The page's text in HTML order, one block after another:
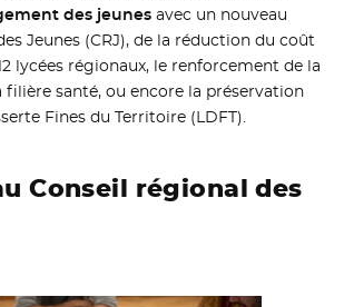
des jeunes avec un nouveau
Jeunes (CRJ), de la réduction du coût
lycées régionaux, le renforcement de la
filière santé, ou encore la préservation
Fines du Territoire (LDFT).
Conseil régional des